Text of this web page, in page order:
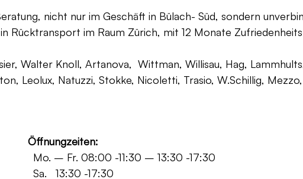
nicht nur im Geschäft in Bülach- Süd, sondern
im Raum Zürich, mit 12 Monate
Walter Knoll, Artanova, Wittman, Willisau, Hag,
Leolux, Natuzzi, Stokke, Nicoletti, Trasio, W.Schillig,
Öffnungzeiten:
-11:30 – 13:30 -17:30
-17:30